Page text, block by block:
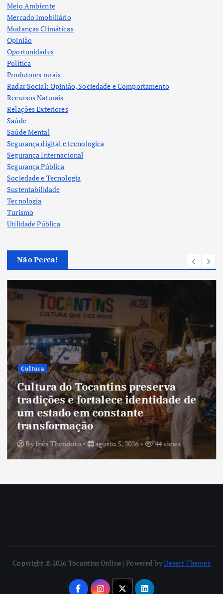
Meio Ambiente
Mercado Imobiliário
Mudanças Climáticas
Opinião
Oportunidades
Política
Produtores rurais
Radar Social: Opinião, Sociedade e Comportamento
Recursos Naturais
Relações Exteriores
Saúde
Saúde Mental
Segurança digital e tecnologica
Segurança Internacional
Segurança Pública
Sociedade e Tecnologia
Sustentabilidade
Tecnologia
Turismo
Utilidade Pública
Não Perca!
Cultura
Cultura do Tocantins preserva
tradições e fortalece identidade de
um estado em constante
transformação
ByInês Theodoro agosto 5, 2026 44 views
Copyright © 2026 Tocantins Online | Powered byDesert Themes